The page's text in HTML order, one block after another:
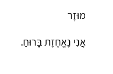
מוּזָר
אֲנִי נֶאֱחֶזֶת בָּרוּחַ.